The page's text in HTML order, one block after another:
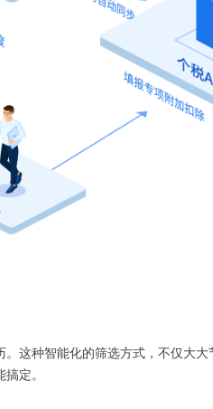
这种智能化的筛选方式，不仅大
搞定。